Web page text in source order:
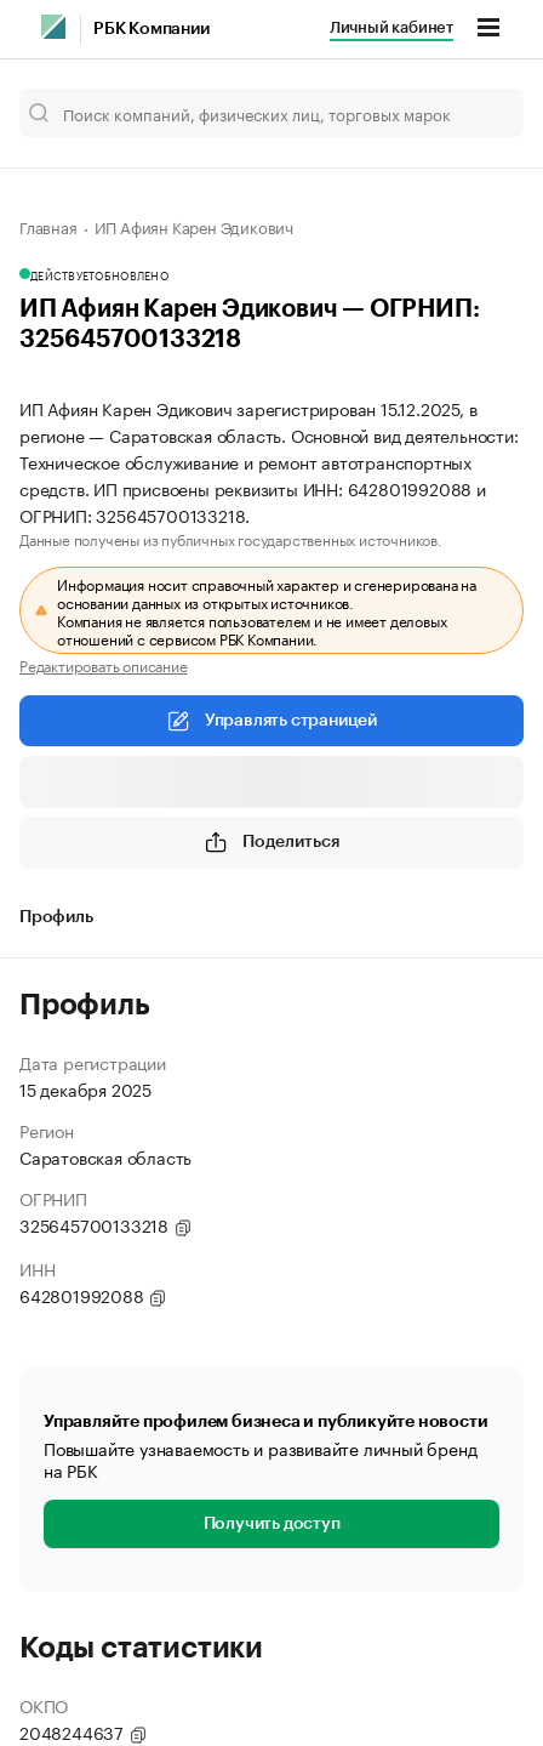
РБК Компании Личный кабинет
Главная ИП Афиян Карен Эдикович
ДЕЙСТВУЕТОБНОВЛЕНО
ИП Афиян Карен Эдикович — ОГРНИП:
325645700133218
ИП Афиян Карен Эдикович зарегистрирован 15.12.2025, в
регионе — Саратовская область. Основной вид деятельности:
Техническое обслуживание и ремонт автотранспортных
средств. ИП присвоены реквизиты ИНН: 642801992088 и
ОГРНИП: 325645700133218.
Данные получены из публичных государственных источников.
Информация носит справочный характер и сгенерирована на
основании данных из открытых источников.
Компания не является пользователем и не имеет деловых
отношений с сервисом РБК Компании.
Редактировать описание
Управлять страницей
Поделиться
Профиль
Профиль
Дата регистрации
15 декабря 2025
Регион
Саратовская область
ОГРНИП
325645700133218
ИНН
642801992088
Управляйте профилем бизнеса и публикуйте новости
Повышайте узнаваемость и развивайте личный бренд
на РБК
Получить доступ
Коды статистики
ОКПО
2048244637